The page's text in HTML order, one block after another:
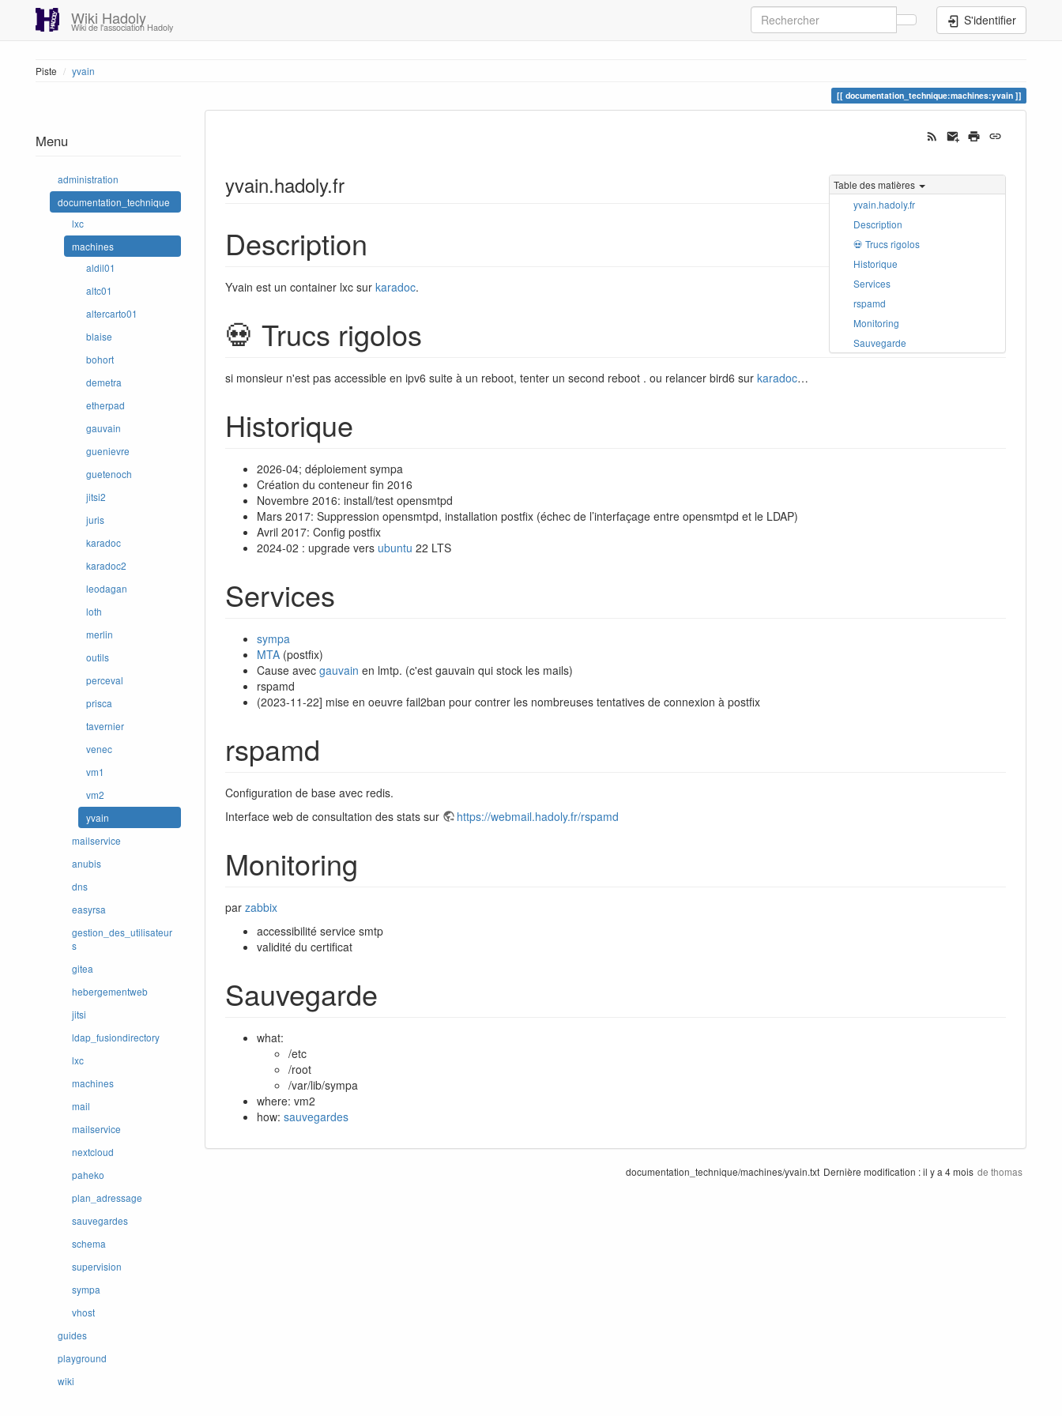
Wiki Hadoly
Wiki de l'association Hadoly S'identifier
Piste yvain
documentation_technique:machines:yvain
Menu
administration
documentation_technique
lxc
machines
aldil01
altc01
altercarto01
blaise
bohort
demetra
etherpad
gauvain
guenievre
guetenoch
jitsi2
juris
karadoc
karadoc2
leodagan
loth
merlin
outils
perceval
prisca
tavernier
venec
vm1
vm2
yvain
mailservice
anubis
dns
easyrsa
gestion_des_utilisateur
s
gitea
hebergementweb
jitsi
ldap_fusiondirectory
lxc
machines
mail
mailservice
nextcloud
paheko
plan_adressage
sauvegardes
schema
supervision
sympa
vhost
guides
playground
wiki
Table des matières
yvain.hadoly.fr
Description
💀 Trucs rigolos
Historique
Services
rspamd
Monitoring
Sauvegarde
yvain.hadoly.fr
Description
Yvain est un container lxc sur karadoc.
💀 Trucs rigolos
si monsieur n'est pas accessible en ipv6 suite à un reboot, tenter un second reboot . ou relancer bird6 sur karadoc…
Historique
2026-04; déploiement sympa
Création du conteneur fin 2016
Novembre 2016: install/test opensmtpd
Mars 2017: Suppression opensmtpd, installation postfix (échec de l’interfaçage entre opensmtpd et le LDAP)
Avril 2017: Config postfix
2024-02 : upgrade vers ubuntu 22 LTS
Services
sympa
MTA (postfix)
Cause avec gauvain en lmtp. (c'est gauvain qui stock les mails)
rspamd
(2023-11-22] mise en oeuvre fail2ban pour contrer les nombreuses tentatives de connexion à postfix
rspamd
Configuration de base avec redis.
Interface web de consultation des stats sur
https://webmail.hadoly.fr/rspamd
Monitoring
par zabbix
accessibilité service smtp
validité du certificat
Sauvegarde
what:
/etc
/root
/var/lib/sympa
where: vm2
how: sauvegardes
documentation_technique/machines/yvain.txt Dernière modification :il y a 4 mois de thomas